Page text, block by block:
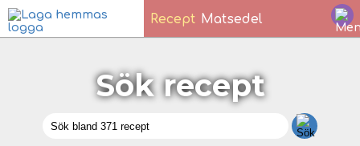
Recept Matsedel
Sök recept